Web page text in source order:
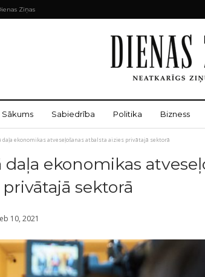
Ziņas
Sākums Sabiedrība Politika Bizness
daļa ekonomikas atveseļošanas atbalsta aizies privātajā sektorā
daļa ekonomikas
sektorā
10, 2021